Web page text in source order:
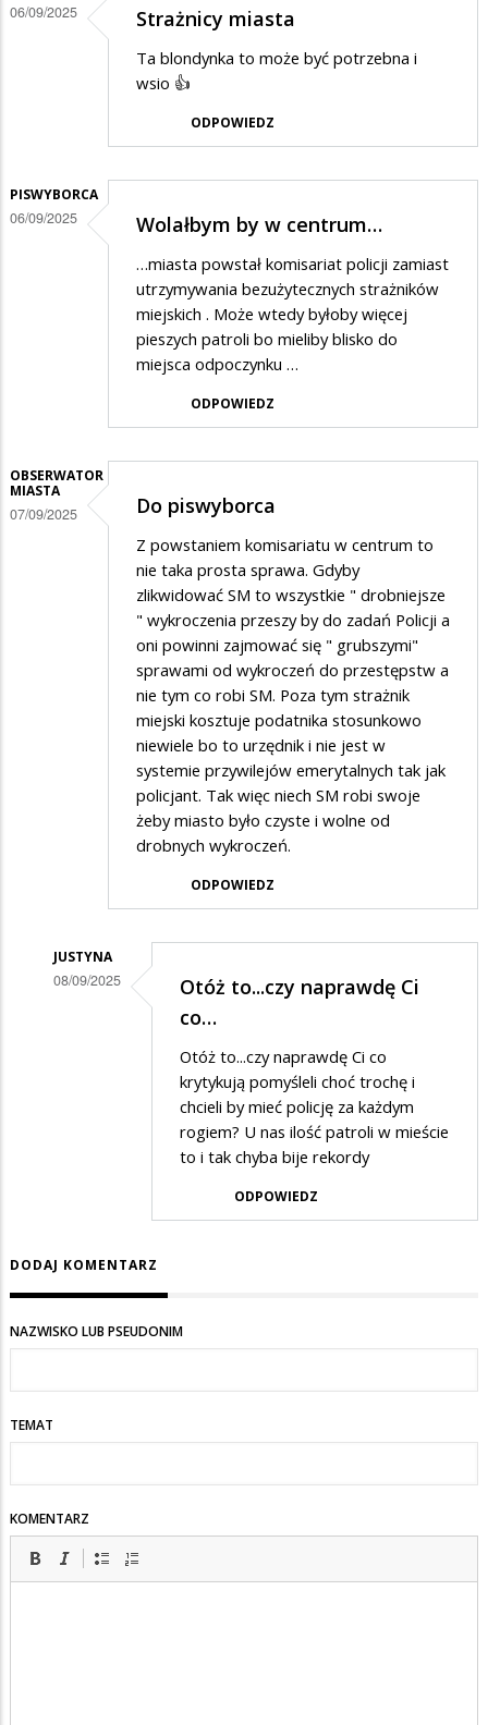
06/09/2025 Strażnicy miasta
Ta blondynka to może być potrzebna i
wsio 👍
ODPOWIEDZ
PISWYBORCA
06/09/2025 Wolałbym by w centrum…
…miasta powstał komisariat policji zamiast
utrzymywania bezużytecznych strażników
miejskich . Może wtedy byłoby więcej
pieszych patroli bo mieliby blisko do
miejsca odpoczynku …
ODPOWIEDZ
OBSERWATOR
MIASTA
07/09/2025 Do piswyborca
Z powstaniem komisariatu w centrum to
nie taka prosta sprawa. Gdyby
zlikwidować SM to wszystkie " drobniejsze
" wykroczenia przeszy by do zadań Policji a
oni powinni zajmować się " grubszymi"
sprawami od wykroczeń do przestępstw a
nie tym co robi SM. Poza tym strażnik
miejski kosztuje podatnika stosunkowo
niewiele bo to urzędnik i nie jest w
systemie przywilejów emerytalnych tak jak
policjant. Tak więc niech SM robi swoje
żeby miasto było czyste i wolne od
drobnych wykroczeń.
ODPOWIEDZ
JUSTYNA
08/09/2025
piswyborca
Otóż to...czy naprawdę Ci
co…
Otóż to...czy naprawdę Ci co
krytykują pomyśleli choć trochę i
chcieli by mieć policję za każdym
rogiem? U nas ilość patroli w mieście
to i tak chyba bije rekordy
ODPOWIEDZ
DODAJ KOMENTARZ
NAZWISKO LUB PSEUDONIM
TEMAT
KOMENTARZ